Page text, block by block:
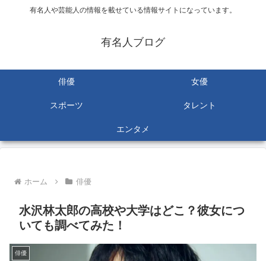
有名人や芸能人の情報を載せている情報サイトになっています。
有名人ブログ
俳優 女優
スポーツ タレント
エンタメ
ホーム 俳優
水沢林太郎の高校や大学はどこ？彼女につ
いても調べてみた！
俳優